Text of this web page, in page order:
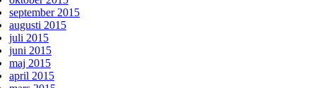
september 2015
augusti 2015
juli 2015
juni 2015
maj 2015
april 2015